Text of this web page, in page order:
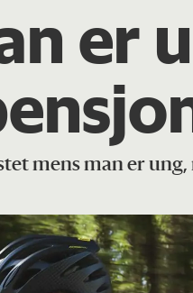
er
mens man er